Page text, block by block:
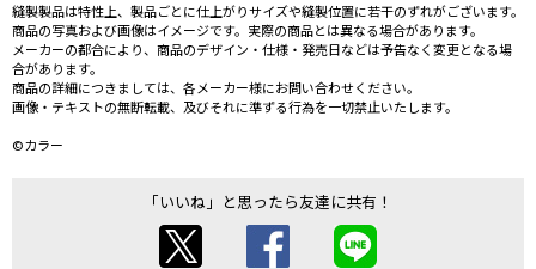
縫製製品は特性上、製品ごとに仕上がりサイズや縫製位置に若干のずれがございます。
商品の写真および画像はイメージです。実際の商品とは異なる場合があります。
メーカーの都合により、商品のデザイン・仕様・発売日などは予告なく変更となる場
合があります。
商品の詳細につきましては、各メーカー様にお問い合わせください。
画像・テキストの無断転載、及びそれに準ずる行為を一切禁止いたします。
©カラー
「いいね」と思ったら友達に共有！